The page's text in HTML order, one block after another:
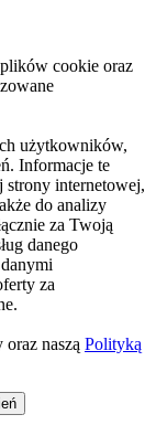
cookie oraz
użytkowników,
Informacje te
strony internetowej,
do analizy
za Twoją
danego
za
naszą Polityką